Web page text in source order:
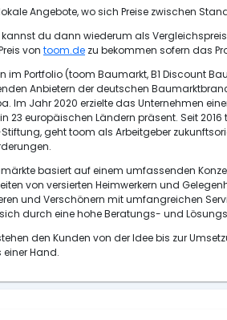
Angebote, wo sich Preise zwischen
kannst du dann wiederum als
von toom.de zu bekommen sofern das
im Portfolio (toom Baumarkt, B1 Discount
Anbietern der deutschen
Im Jahr 2020 erzielte das Unternehmen
23 europäischen Ländern präsent. Seit
geht toom als Arbeitgeber
basiert auf einem umfassenden
von versierten Heimwerkern und
und Verschönern mit umfangreichen
durch eine hohe Beratungs- und
den Kunden von der Idee bis zur
Hand.